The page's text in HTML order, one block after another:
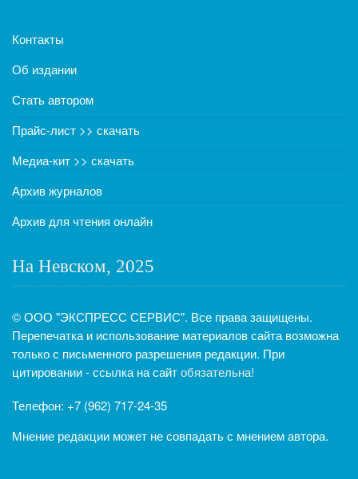
Контакты
Об издании
Стать автором
Прайс-лист >> скачать
Медиа-кит >> скачать
Архив журналов
Архив для чтения онлайн
На Невском, 2025
© ООО "ЭКСПРЕСС СЕРВИС". Все права защищены.
Перепечатка и использование материалов сайта возможна
только с письменного разрешения редакции. При
цитировании - ссылка на сайтобязательна!
Телефон: +7 (962) 717-24-35
Мнение редакции может не совпадать с мнением автора.